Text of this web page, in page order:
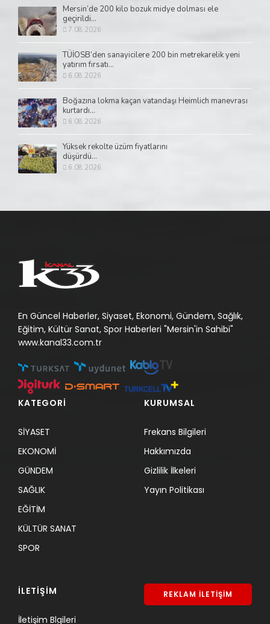
Mersin’de 200 kilo bozuk midye dolması ele
geçirildi...
7.08.2026
TÜİOSB’den sanayicilere 200 bin metrekarelik yeni
yatırım fırsatı...
6.08.2026
Boğazına lokma kaçan vatandaşı Heimlich manevrası
kurtardı...
6.08.2026
Yüksek rekolte üzüm fiyatlarını
düşürdü...
6.08.2026
En Güncel Haberler, Siyaset, Ekonomi, Gündem, Sağlık,
Eğitim, Kültür Sanat, Spor Haberleri "Mersin'in Sahibi"
www.kanal33.com.tr
KATEGORİ
SİYASET
EKONOMİ
GÜNDEM
SAĞLIK
EĞİTİM
KÜLTÜR SANAT
SPOR
KURUMSAL
Frekans Bilgileri
Hakkımızda
Gizlilik İlkeleri
Yayın Politikası
İLETİŞİM
İletişim Blgileri
REKLAM İLETİŞİM